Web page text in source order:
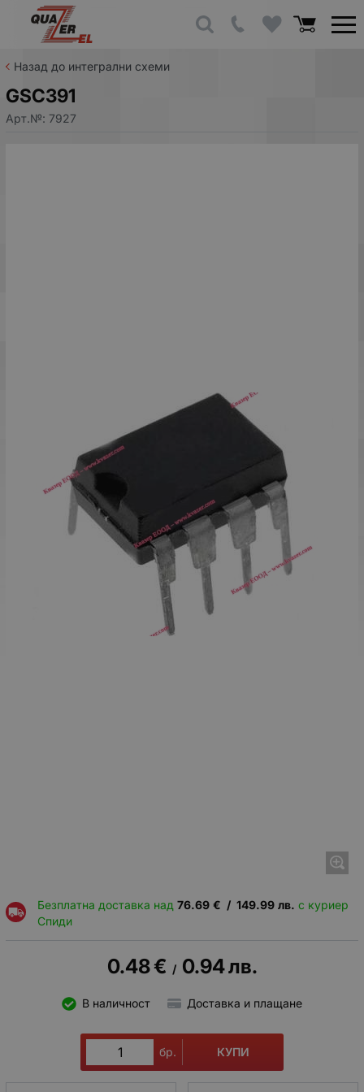
Назад до интегрални схеми
GSC391
Арт.№: 7927
Безплатна доставка над 76.69 € / 149.99 лв. с куриер
Спиди
0.48€ / 0.94лв.
В наличност Доставка и плащане
бр. КУПИ